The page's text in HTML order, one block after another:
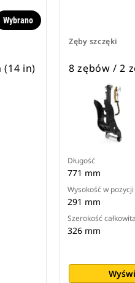
Wybrano
(14 in)
Zęby szczęki
8 zębów / 2
Długość
771 mm
Wysokość w
291 mm
Szerokość
326 mm